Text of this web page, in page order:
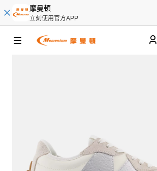
摩曼頓
立刻使用官方APP